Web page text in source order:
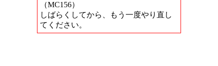
（MC156）
しばらくしてから、もう一度やり直し
てください。